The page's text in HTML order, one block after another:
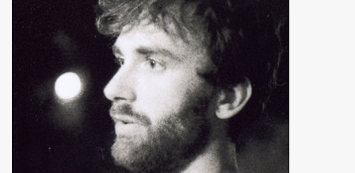
Réalisateur
En détails